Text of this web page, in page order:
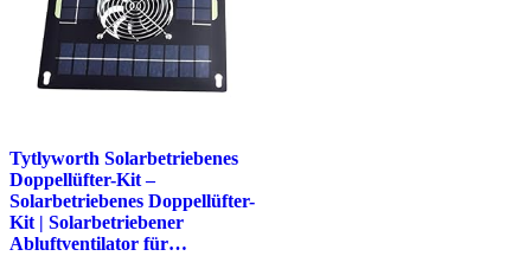
Tytlyworth Solarbetriebenes
Doppellüfter-Kit –
Solarbetriebenes Doppellüfter-
Kit | Solarbetriebener
Abluftventilator für…